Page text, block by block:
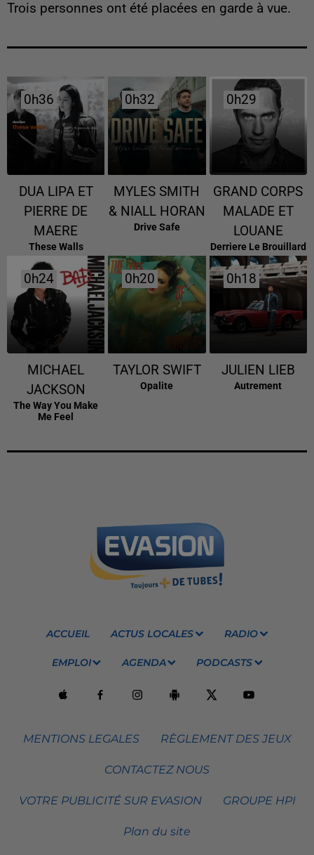
Trois personnes ont été placées en garde à vue.
0h36
0h36
DUA LIPA ET
PIERRE DE
MAERE
These Walls
0h32
0h32
MYLES SMITH
& NIALL HORAN
Drive Safe
0h29
0h29
GRAND CORPS
MALADE ET
LOUANE
Derriere Le Brouillard
0h24
0h24
MICHAEL
JACKSON
The Way You Make
Me Feel
0h20
0h20
TAYLOR SWIFT
Opalite
0h18
0h18
JULIEN LIEB
Autrement
ACCUEIL ACTUS LOCALES RADIO
EMPLOI AGENDA PODCASTS
MENTIONS LEGALES RÈGLEMENT DES JEUX
CONTACTEZ NOUS
VOTRE PUBLICITÉ SUR EVASION GROUPE HPI
Plan du site